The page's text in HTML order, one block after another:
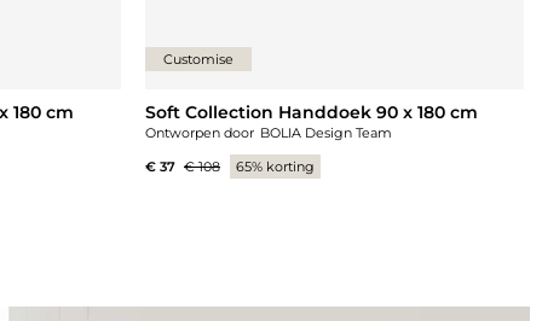
180 cm
Customise
Soft Collection Handdoek 90 x 180 cm
Ontworpen door BOLIA Design Team
€ 37 € 108 65% korting